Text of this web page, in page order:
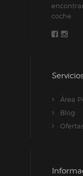
coche.
Área
Blog
Ofertas